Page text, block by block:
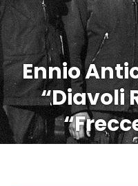
Ennio
“Diavoli